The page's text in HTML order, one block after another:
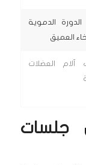
الدموية
العميق
آلام العضلات
جلسات